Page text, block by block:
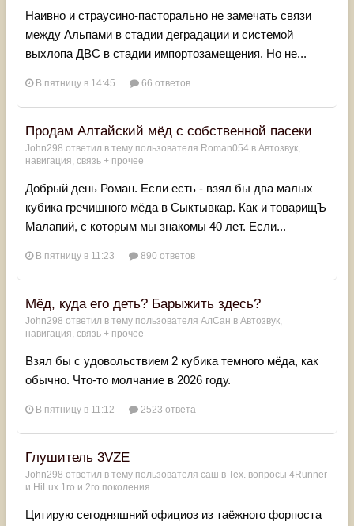
Наивно и страусино-пасторально не замечать связи
между Альпами в стадии деградации и системой
выхлопа ДВС в стадии импортозамещения. Но не...
В пятницу в 14:45 66 ответов
Продам Алтайский мёд с собственной пасеки
John298 ответил в тему пользователя Roman054 в Автозвук,
навигация, связь + прочее
Добрый день Роман. Если есть - взял бы два малых
кубика гречишного мёда в Сыктывкар. Как и товарищЪ
Малапий, с которым мы знакомы 40 лет. Если...
В пятницу в 11:23 890 ответов
Мёд, куда его деть? Барыжить здесь?
John298 ответил в тему пользователя АлСан в Автозвук,
навигация, связь + прочее
Взял бы с удовольствием 2 кубика темного мёда, как
обычно. Что-то молчание в 2026 году.
В пятницу в 11:12 2523 ответа
Глушитель 3VZE
John298 ответил в тему пользователя саш в Тех. вопросы 4Runner
и HiLux 1го и 2го поколения
Цитирую сегодняшний официоз из таёжного форпоста